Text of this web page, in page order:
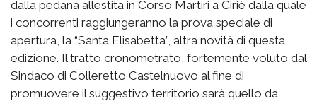
dalla pedana allestita in Corso Martiri a Ciriè dalla quale
i concorrenti raggiungeranno la prova speciale di
apertura, la “Santa Elisabetta”, altra novità di questa
edizione. Il tratto cronometrato, fortemente voluto dal
Sindaco di Colleretto Castelnuovo al fine di
promuovere il suggestivo territorio sarà quello da